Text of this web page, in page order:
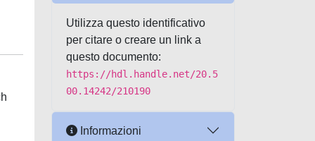
Utilizza questo identificativo
per citare o creare un link a
questo documento:
https://hdl.handle.net/20.5
00.14242/210190
Informazioni